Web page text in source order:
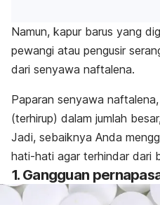
Namun, kapur barus yang
pewangi atau pengusir
dari senyawa naftalena.
Paparan senyawa
(terhirup) dalam jumlah
Jadi, sebaiknya Anda
hati-hati agar terhindar dari
1. Gangguan